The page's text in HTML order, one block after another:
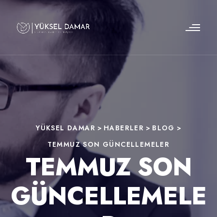
YÜKSEL DAMAR > HABERLER > BLOG >
TEMMUZ SON GÜNCELLEMELER
TEMMUZ SON
GÜNCELLEMELE